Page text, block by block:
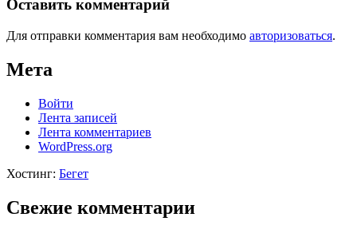
Оставить комментарий
Для отправки комментария вам необходимо авторизоваться.
Мета
Войти
Лента записей
Лента комментариев
WordPress.org
Хостинг: Бегет
Свежие комментарии